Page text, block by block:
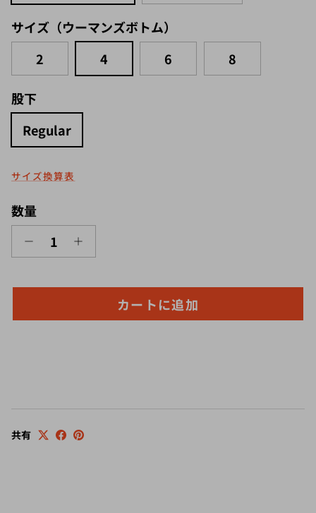
サイズ（ウーマンズボトム）
2
4 6 8
股下
Regular
サイズ換算表
数量
カートに追加
共有